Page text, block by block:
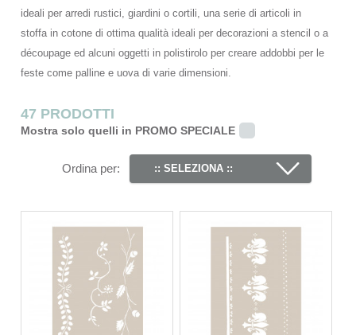
ideali per arredi rustici, giardini o cortili, una serie di articoli in
stoffa in cotone di ottima qualità ideali per decorazioni a stencil o a
découpage ed alcuni oggetti in polistirolo per creare addobbi per le
feste come palline e uova di varie dimensioni.
47 PRODOTTI
Mostra solo quelli in PROMO SPECIALE
Ordina per: :: SELEZIONA ::